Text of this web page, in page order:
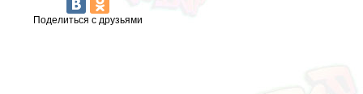
Поделиться с друзьями